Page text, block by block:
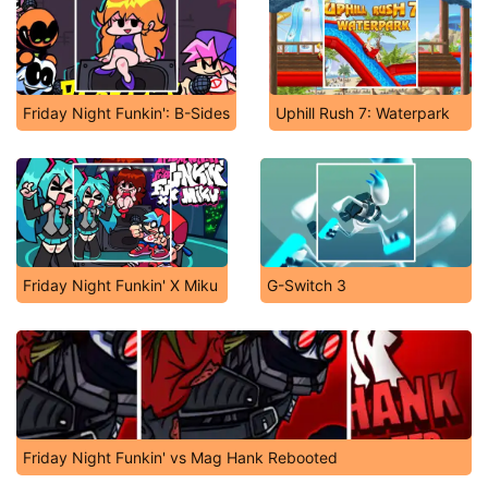
Friday Night Funkin': B-Sides Uphill Rush 7: Waterpark
Friday Night Funkin' X Miku G-Switch 3
Friday Night Funkin' vs Mag Hank Rebooted